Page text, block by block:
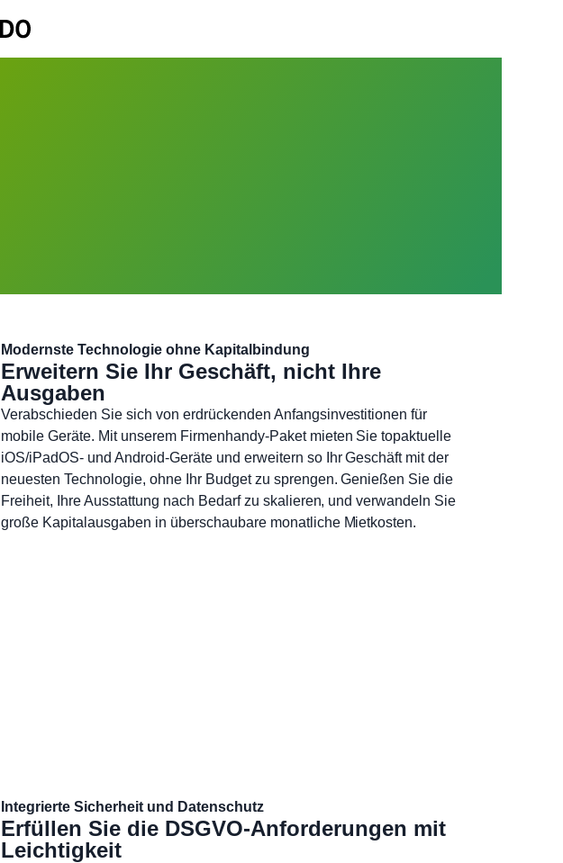
Modernste Technologie ohne Kapitalbindung
Erweitern Sie Ihr Geschäft, nicht Ihre
Ausgaben
Verabschieden Sie sich von erdrückenden Anfangsinvestitionen für
mobile Geräte. Mit unserem Firmenhandy-Paket mieten Sie topaktuelle
iOS/iPadOS- und Android-Geräte und erweitern so Ihr Geschäft mit der
neuesten Technologie, ohne Ihr Budget zu sprengen. Genießen Sie die
Freiheit, Ihre Ausstattung nach Bedarf zu skalieren, und verwandeln Sie
große Kapitalausgaben in überschaubare monatliche Mietkosten.
Integrierte Sicherheit und Datenschutz
Erfüllen Sie die DSGVO-Anforderungen mit
Leichtigkeit